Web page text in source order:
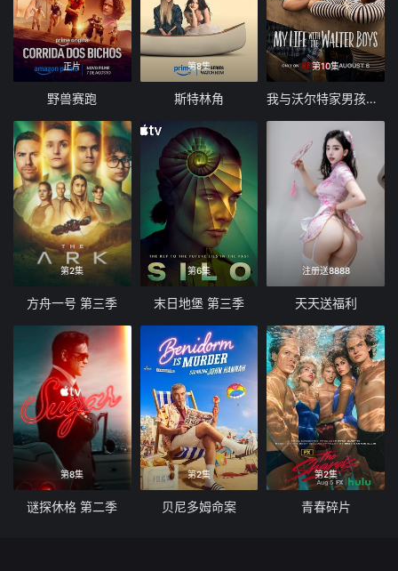
正片
野兽赛跑
第8集
斯特林角
第10集
我与沃尔特家男孩的生活 第三季
第2集
方舟一号 第三季
第6集
末日地堡 第三季
注册送8888
天天送福利
第8集
谜探休格 第二季
第2集
贝尼多姆命案
第2集
青春碎片